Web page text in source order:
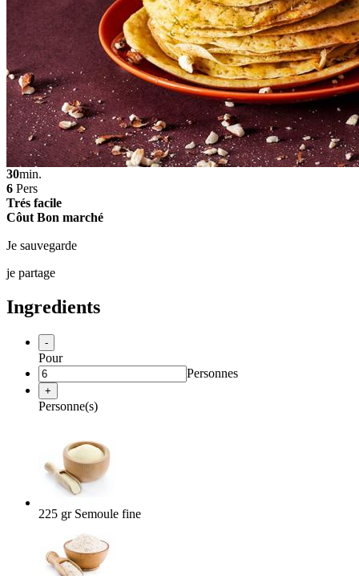
30min.
6 Pers
Trés facile
Côut Bon marché
Je sauvegarde
je partage
Ingredients
-
Pour
Personnes
+
Personne(s)
225 gr Semoule fine